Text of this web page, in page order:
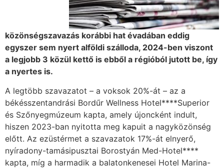
közönségszavazás korábbi hat évadában eddig
egyszer sem nyert alföldi szálloda, 2024-ben viszont
a legjobb 3 közül kettő is ebből a régióból jutott be, így
a nyertes is.
A legtöbb szavazatot – a voksok 20%-át – az a
békésszentandrási Bordűr Wellness Hotel****Superior
és Szőnyegmúzeum kapta, amely újoncként indult,
hiszen 2023-ban nyitotta meg kapuit a nagyközönség
előtt. Az ezüstérmet a szavazatok 17%-át elnyerő,
nyíradony-tamásipusztai Borostyán Med-Hotel****
kapta, míg a harmadik a balatonkenesei Hotel Marina-